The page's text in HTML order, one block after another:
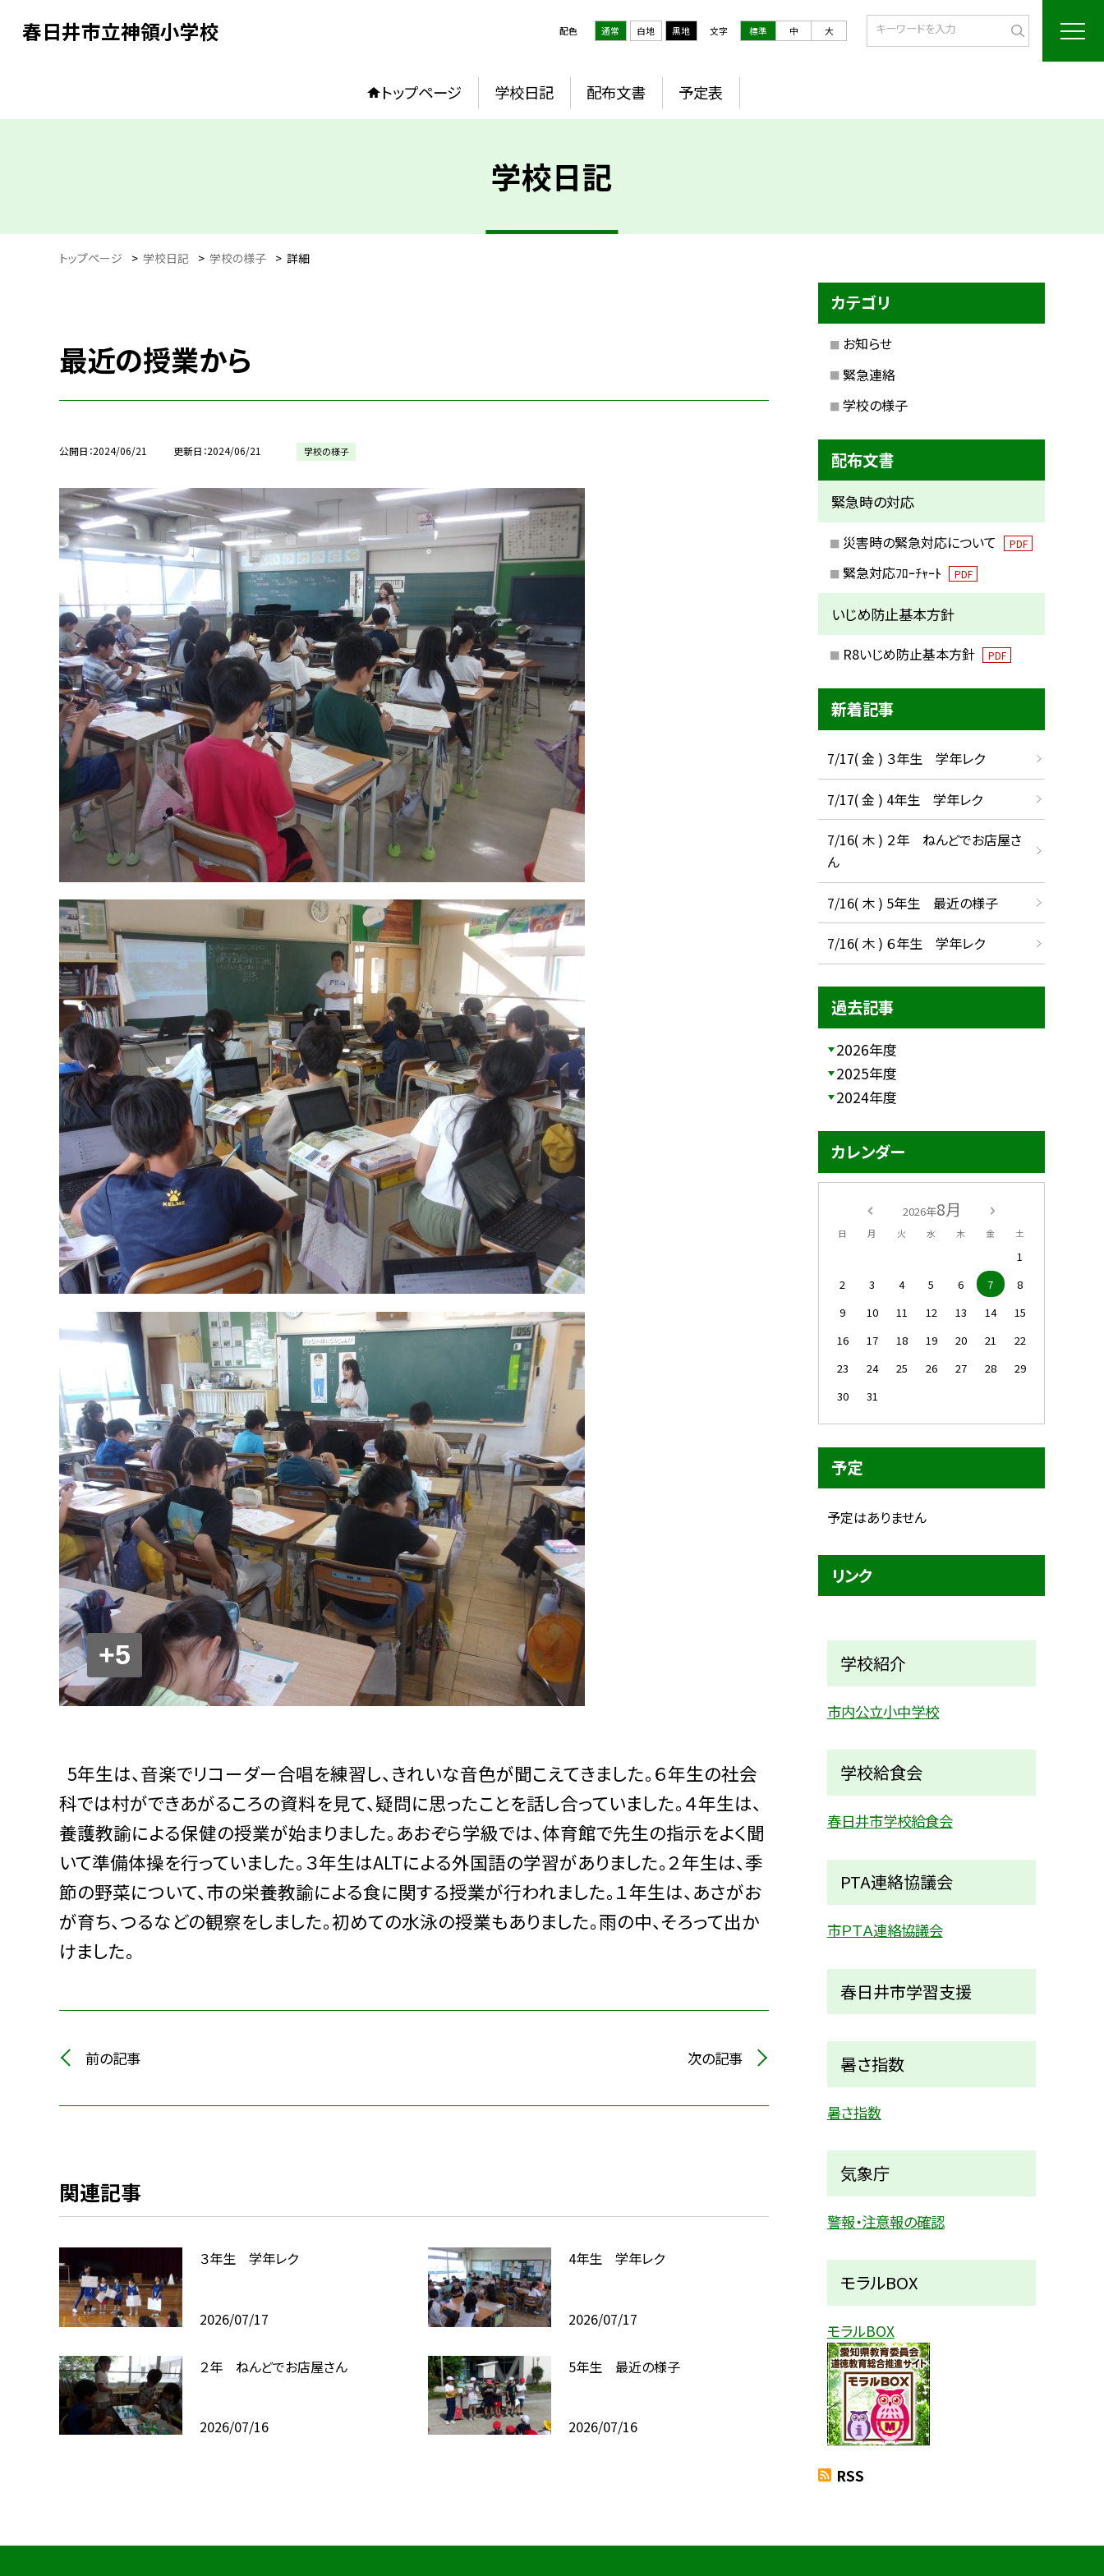
春日井市立神領小学校 配色 通常 白地 黒地 文字 標準 中 大
トップページ 学校日記 配布文書 予定表
学校日記
トップページ > 学校日記 > 学校の様子 > 詳細
最近の授業から
公開日 2024/06/21 更新日 2024/06/21 学校の様子
+5
5年生は、音楽でリコーダー合唱を練習し、きれいな音色が聞こえてきました。６年生の社会
科では村ができあがるころの資料を見て、疑問に思ったことを話し合っていました。４年生は、
養護教諭による保健の授業が始まりました。あおぞら学級では、体育館で先生の指示をよく聞
いて準備体操を行っていました。３年生はALTによる外国語の学習がありました。２年生は、季
節の野菜について、市の栄養教諭による食に関する授業が行われました。１年生は、あさがお
が育ち、つるなどの観察をしました。初めての水泳の授業もありました。雨の中、そろって出か
けました。
前の記事 次の記事
関連記事
３年生 学年レク
2026/07/17
4年生 学年レク
2026/07/17
２年 ねんどでお店屋さん
2026/07/16
5年生 最近の様子
2026/07/16
カテゴリ
お知らせ
緊急連絡
学校の様子
配布文書
緊急時の対応
災害時の緊急対応について PDF
緊急対応ﾌﾛｰﾁｬｰﾄ PDF
いじめ防止基本方針
R8いじめ防止基本方針 PDF
新着記事
7/17( 金 ) ３年生 学年レク
7/17( 金 ) 4年生 学年レク
7/16( 木 ) ２年 ねんどでお店屋さ
ん
7/16( 木 ) 5年生 最近の様子
7/16( 木 ) ６年生 学年レク
過去記事
2026年度
2025年度
2024年度
カレンダー
2026年8月
日 月 火 水 木 金 土
1
2
3 4 5 6 7
8
9
10 11 12 13 14
15
16
17 18 19 20 21
22
23
24 25 26 27 28
29
30
31
予定
予定はありません
リンク
学校紹介
市内公立小中学校
学校給食会
春日井市学校給食会
PTA連絡協議会
市ＰＴＡ連絡協議会
春日井市学習支援
暑さ指数
暑さ指数
気象庁
警報・注意報の確認
モラルBOX
モラルBOX
RSS